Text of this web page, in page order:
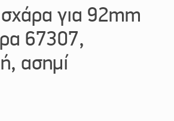
για 92mm
67307,
ασημί